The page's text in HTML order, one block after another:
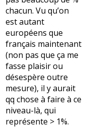
chacun. Vu qu’on
est autant
européens que
français maintenant
(non pas que ça me
fasse plaisir ou
désespère outre
mesure), il y aurait
qq chose à faire à ce
niveau-là, qui
représente > 1%.